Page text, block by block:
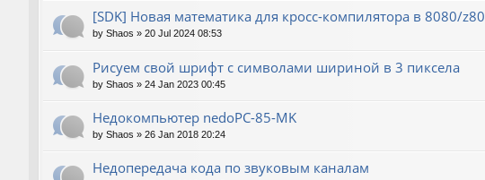
[SDK] Новая математика для кросс-компилятора в 8080/z80
by Shaos » 20 Jul 2024 08:53
Рисуем свой шрифт с символами шириной в 3 пиксела
by Shaos » 24 Jan 2023 00:45
Недокомпьютер nedoPC-85-MK
by Shaos » 26 Jan 2018 20:24
Недопередача кода по звуковым каналам